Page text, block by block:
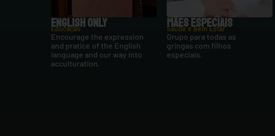
ENGLISH ONLY
Educação
Encourage the expression
and pratice of the English
language and our way into
acculturation.
MÃES ESPECIAIS
Saúde e Bem Estar
Grupo para todas as
gringas com filhos
especiais.